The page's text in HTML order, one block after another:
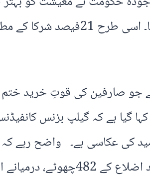
سابق وزیرِاعظم عمران خان کی حکومت
ایڈیشن ہے جس کا انعقاد گیلپ